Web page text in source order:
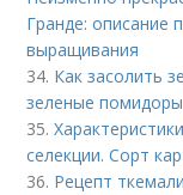
Гранде: описание
выращивания
34. Как засолить
зеленые
35.
селекции. Сорт
36. Рецепт